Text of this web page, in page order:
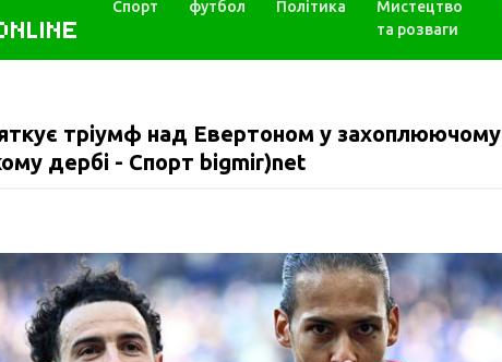
Спорт футбол Політика
Мистецтво
та розваги
тріумф над Евертоном у захоплюючому
дербі - Спорт bigmir)net